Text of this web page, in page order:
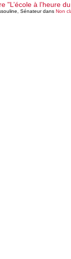
"L’école à l’heure
Sénateur dans Non